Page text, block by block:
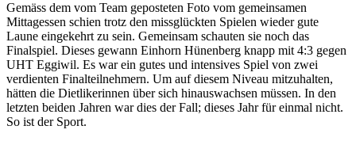
Gemäss dem vom Team geposteten Foto vom gemeinsamen
Mittagessen schien trotz den missglückten Spielen wieder gute
Laune eingekehrt zu sein. Gemeinsam schauten sie noch das
Finalspiel. Dieses gewann Einhorn Hünenberg knapp mit 4:3 gegen
UHT Eggiwil. Es war ein gutes und intensives Spiel von zwei
verdienten Finalteilnehmern. Um auf diesem Niveau mitzuhalten,
hätten die Dietlikerinnen über sich hinauswachsen müssen. In den
letzten beiden Jahren war dies der Fall; dieses Jahr für einmal nicht.
So ist der Sport.